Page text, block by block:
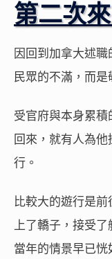
第二次
因回到加拿大述
民眾的不滿，而是
受官府與本身累
回來，就有人為
行。
比較大的遊行是
上了轎子，接受了
當年的情景早已恍